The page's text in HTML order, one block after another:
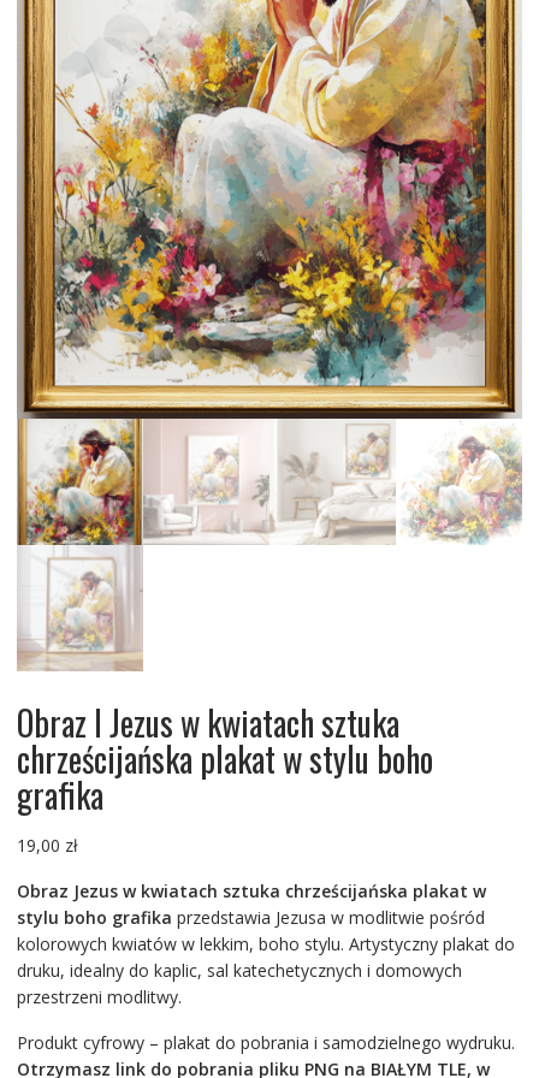
Obraz I Jezus w kwiatach sztuka
chrześcijańska plakat w stylu boho
grafika
19,00 zł
Obraz Jezus w kwiatach sztuka chrześcijańska plakat w
stylu boho grafika przedstawia Jezusa w modlitwie pośród
kolorowych kwiatów w lekkim, boho stylu. Artystyczny plakat do
druku, idealny do kaplic, sal katechetycznych i domowych
przestrzeni modlitwy.
Produkt cyfrowy – plakat do pobrania i samodzielnego wydruku.
Otrzymasz link do pobrania pliku PNG na BIAŁYM TLE, w